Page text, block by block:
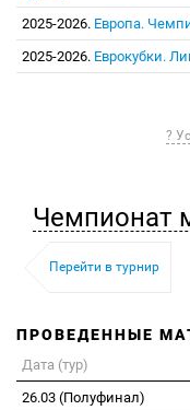
2025-2026. Европа.
2025-2026. Еврокубки.
?
Чемпионат
Перейти в турнир
ПРОВЕДЕННЫЕ
Дата (тур)
26.03 (Полуфинал)